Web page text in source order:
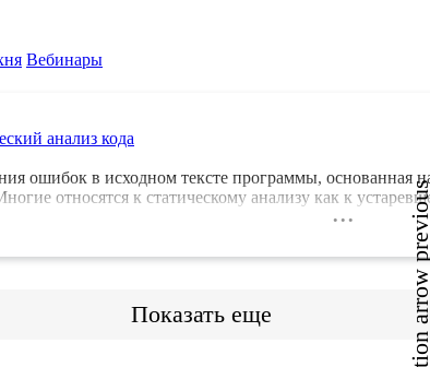
Вебинары
анализ кода
ошибок в исходном тексте программы, основанная
относятся к статическому анализу как к
...
Показать еще